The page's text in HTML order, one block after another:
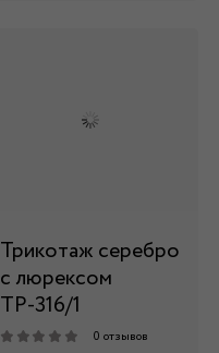
Трикотаж серебро
с люрексом
ТР-316/1
0 отзывов